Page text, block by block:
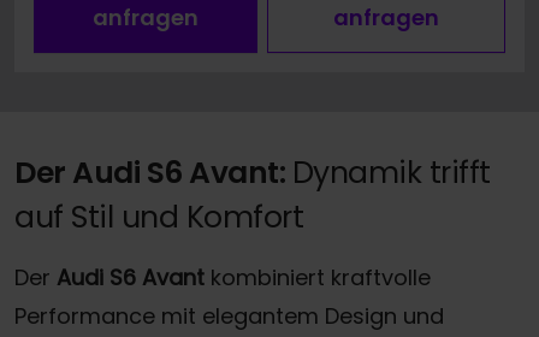
anfragen
anfragen
Der Audi S6 Avant: Dynamik trifft
auf Stil und Komfort
Der Audi S6 Avant kombiniert kraftvolle
Performance mit elegantem Design und